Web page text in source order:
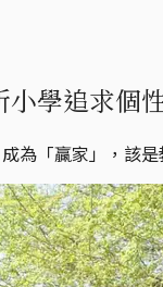
學追求個
為「贏家」，該是